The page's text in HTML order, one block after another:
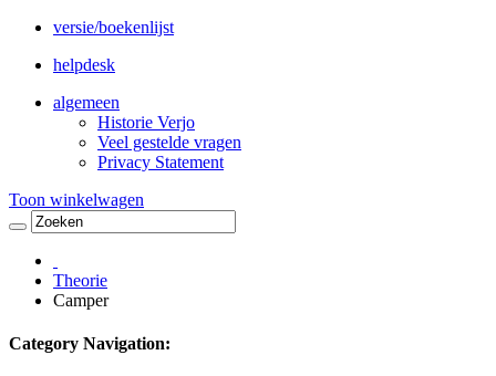
versie/boekenlijst
helpdesk
algemeen
Historie Verjo
Veel gestelde vragen
Privacy Statement
Toon winkelwagen
Theorie
Camper
Category Navigation: